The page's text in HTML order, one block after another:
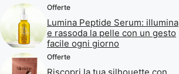
Offerte
Lumina Peptide Serum: illumina
e rassoda la pelle con un gesto
facile ogni giorno
Offerte
Riscopri la tua silhouette con